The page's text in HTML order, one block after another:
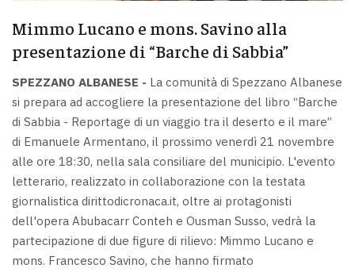
Mimmo Lucano e mons. Savino alla
presentazione di “Barche di Sabbia”
SPEZZANO ALBANESE - La comunità di Spezzano Albanese
si prepara ad accogliere la presentazione del libro “Barche
di Sabbia - Reportage di un viaggio tra il deserto e il mare”
di Emanuele Armentano, il prossimo venerdì 21 novembre
alle ore 18:30, nella sala consiliare del municipio. L'evento
letterario, realizzato in collaborazione con la testata
giornalistica dirittodicronaca.it, oltre ai protagonisti
dell'opera Abubacarr Conteh e Ousman Susso, vedrà la
partecipazione di due figure di rilievo: Mimmo Lucano e
mons. Francesco Savino, che hanno firmato